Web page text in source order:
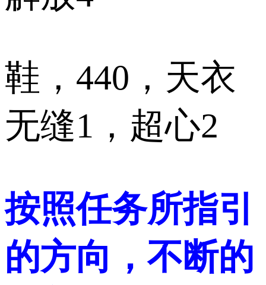
鞋，440，天衣
无缝1，超心2
按照任务所指引
的方向，不断的